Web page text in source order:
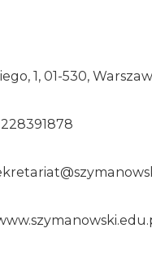
1, 01-530,